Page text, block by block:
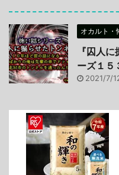
オカルト・
『囚人
ーズ１５
2021/7/